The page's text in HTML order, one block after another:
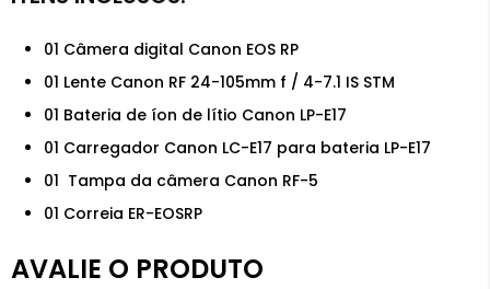
01 Câmera digital Canon EOS RP
01 Lente Canon RF 24-105mm f / 4-7.1 IS STM
01 Bateria de íon de lítio Canon LP-E17
01 Carregador Canon LC-E17 para bateria LP-E17
01 Tampa da câmera Canon RF-5
01 Correia ER-EOSRP
AVALIE O PRODUTO